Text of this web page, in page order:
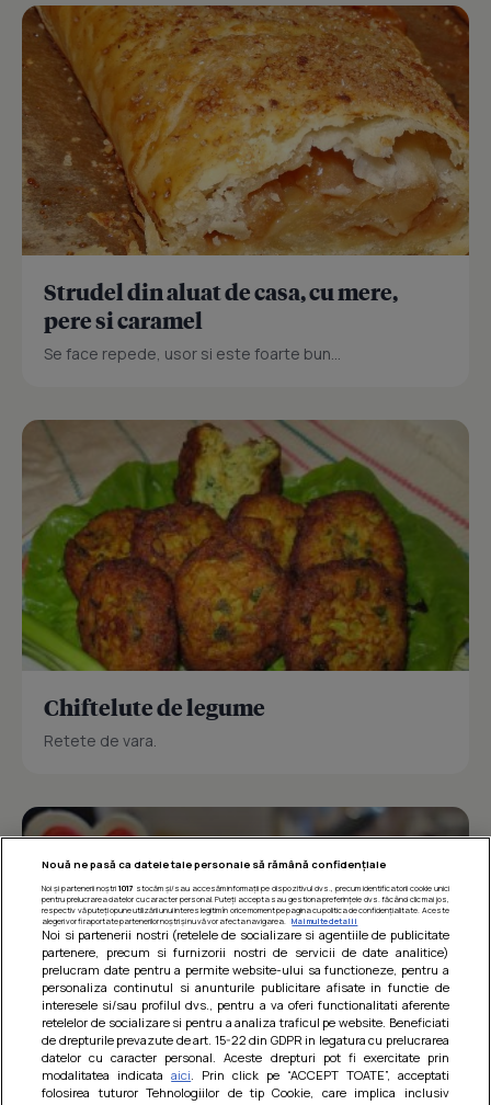
Strudel din aluat de casa, cu mere,
pere si caramel
Se face repede, usor si este foarte bun...
Chiftelute de legume
Retete de vara.
Barcute din vinete cu arpagic rosu
Nouă ne pasă ca datele tale personale să rămână confidențiale
Noi și partenerii noștri 1017 stocăm și/sau accesăm informații pe dispozitivul dvs., precum identificatorii cookie unici
pentru prelucrarea datelor cu caracter personal. Puteți accepta sau gestiona preferințele dvs. făcând clic mai jos,
respectiv vă puteți opune utilizării unui interes legitim în orice moment pe pagina cu politica de confidențialitate. Aceste
alegeri vor fi raportate partenerilor noștri și nu vă vor afecta navigarea.
Mai multe detalii
Noi si partenerii nostri (retelele de socializare si agentiile de publicitate
partenere, precum si furnizorii nostri de servicii de date analitice)
prelucram date pentru a permite website-ului sa functioneze, pentru a
personaliza continutul si anunturile publicitare afisate in functie de
interesele si/sau profilul dvs., pentru a va oferi functionalitati aferente
retelelor de socializare si pentru a analiza traficul pe website. Beneficiati
de drepturile prevazute de art. 15-22 din GDPR in legatura cu prelucrarea
datelor cu caracter personal. Aceste drepturi pot fi exercitate prin
modalitatea indicataaici . Prin click pe “ACCEPT TOATE”, acceptati
folosirea tuturor Tehnologiilor de tip Cookie, care implica inclusiv